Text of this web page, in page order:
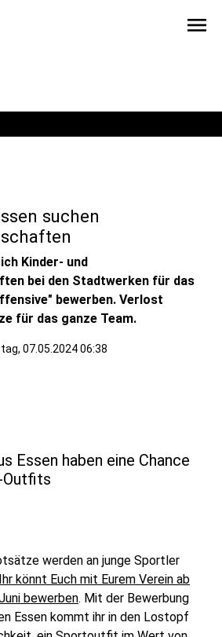
menu
suchen
Kinder- und
bei den Stadtwerken für das
bewerben. Verlost
für das ganze Team.
07.05.2024 06:38
Essen haben eine Chance
Outfits
werden an junge Sportler
Ihr könnt Euch mit Eurem Verein ab
bewerben. Mit der Bewerbung
Essen kommt ihr in den Lostopf